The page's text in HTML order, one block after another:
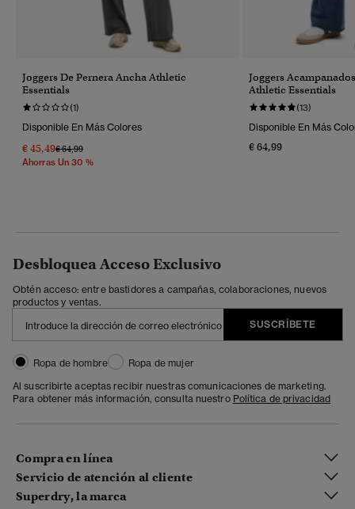
Joggers De Pernera Ancha Athletic
Essentials
(1)
Disponible En Más Colores
€ 45,49Precio Rebajado De
€ 64,99A
Ahorras Un 30 %
Joggers
Athletic Essentials
(13)
Disponible En Más
€ 64,99
Desbloquea Acceso Exclusivo
Obtén acceso: entre bastidores a campañas, colaboraciones, nuevos
productos y ventas.
SUSCRÍBETE
Ropa de hombre
Ropa de mujer
Al suscribirte aceptas recibir nuestras comunicaciones de marketing.
Para obtener más información, consulta nuestro Política de privacidad
Compra en línea
Servicio de atención al cliente
Superdry, la marca